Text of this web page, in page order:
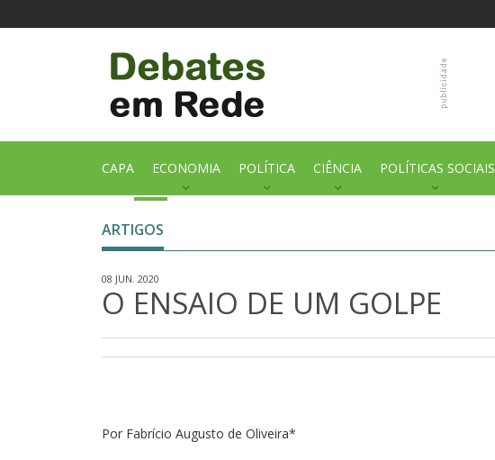
CAPA ECONOMIA POLÍTICA CIÊNCIA POLÍTICAS SOCIAIS
ARTIGOS
08 JUN. 2020
O ENSAIO DE UM GOLPE
Por Fabrício Augusto de Oliveira*